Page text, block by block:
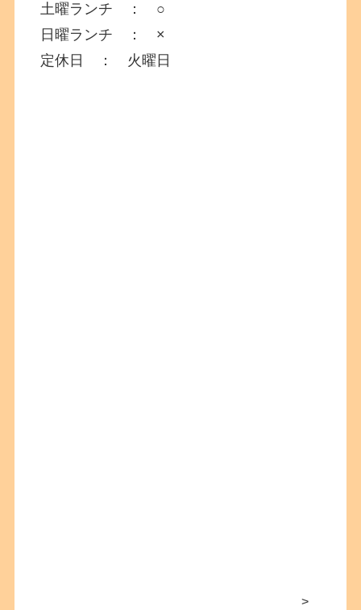
土曜ランチ ： ○
日曜ランチ ： ×
定休日 ： 火曜日
>